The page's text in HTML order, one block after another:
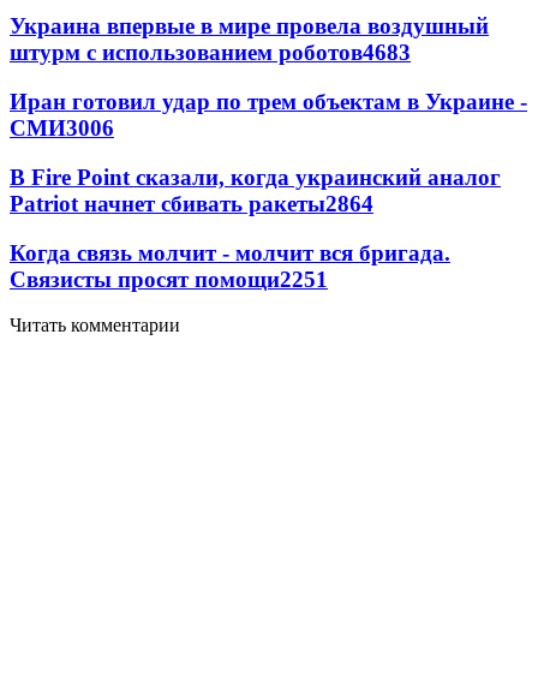
Украина впервые в мире провела воздушный
штурм с использованием роботов4683
Иран готовил удар по трем объектам в Украине -
СМИ3006
В Fire Point сказали, когда украинский аналог
Patriot начнет сбивать ракеты2864
Когда связь молчит - молчит вся бригада.
Связисты просят помощи2251
Читать комментарии